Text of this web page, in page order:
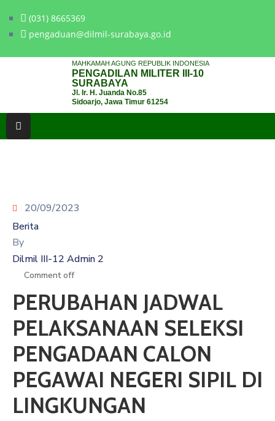
(031) 8665369
pengaduan@dilmil-surabaya.go.id
MAHKAMAH AGUNG REPUBLIK INDONESIA
PENGADILAN MILITER III-10
SURABAYA
Jl. Ir. H. Juanda No.85
Sidoarjo, Jawa Timur 61254
LAYANAN
HUKUM
PPID
KINERJA
RB
GALERI
HUBUNGI
20/09/2023
Berita
By
Dilmil III-12 Admin 2
Comment off
PERUBAHAN JADWAL
PELAKSANAAN SELEKSI
PENGADAAN CALON
PEGAWAI NEGERI SIPIL DI
LINGKUNGAN